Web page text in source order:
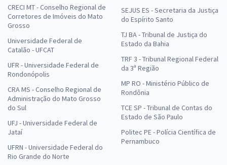
CRECI MT - Conselho Regional de
Corretores de Imóveis do Mato
Grosso
Universidade Federal de
Catalão - UFCAT
UFR - Universidade Federal de
Rondonópolis
CRA MS - Conselho Regional de
Administração do Mato Grosso
do Sul
UFJ - Universidade Federal de
Jataí
UFRN - Universidade Federal do
Rio Grande do Norte
SEJUS ES - Secretaria da Justiça
do Espírito Santo
TJ BA - Tribunal de Justiça do
Estado da Bahia
TRF 3 - Tribunal Regional Federal
da 3ª Região
MP RO - Ministério Público de
Rondônia
TCE SP - Tribunal de Contas do
Estado de São Paulo
Politec PE - Polícia Científica de
Pernambuco